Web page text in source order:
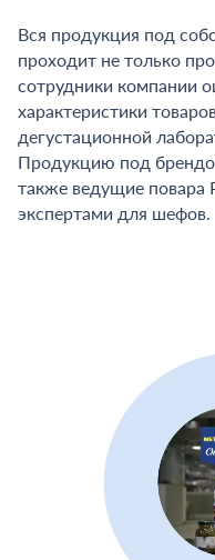
Вся продукция под
проходит не только
сотрудники компании
характеристики
дегустационной
Продукцию под
также ведущие повара
экспертами для шефов.